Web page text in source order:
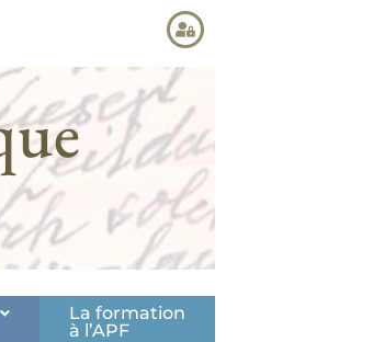
La formation
à l’APF